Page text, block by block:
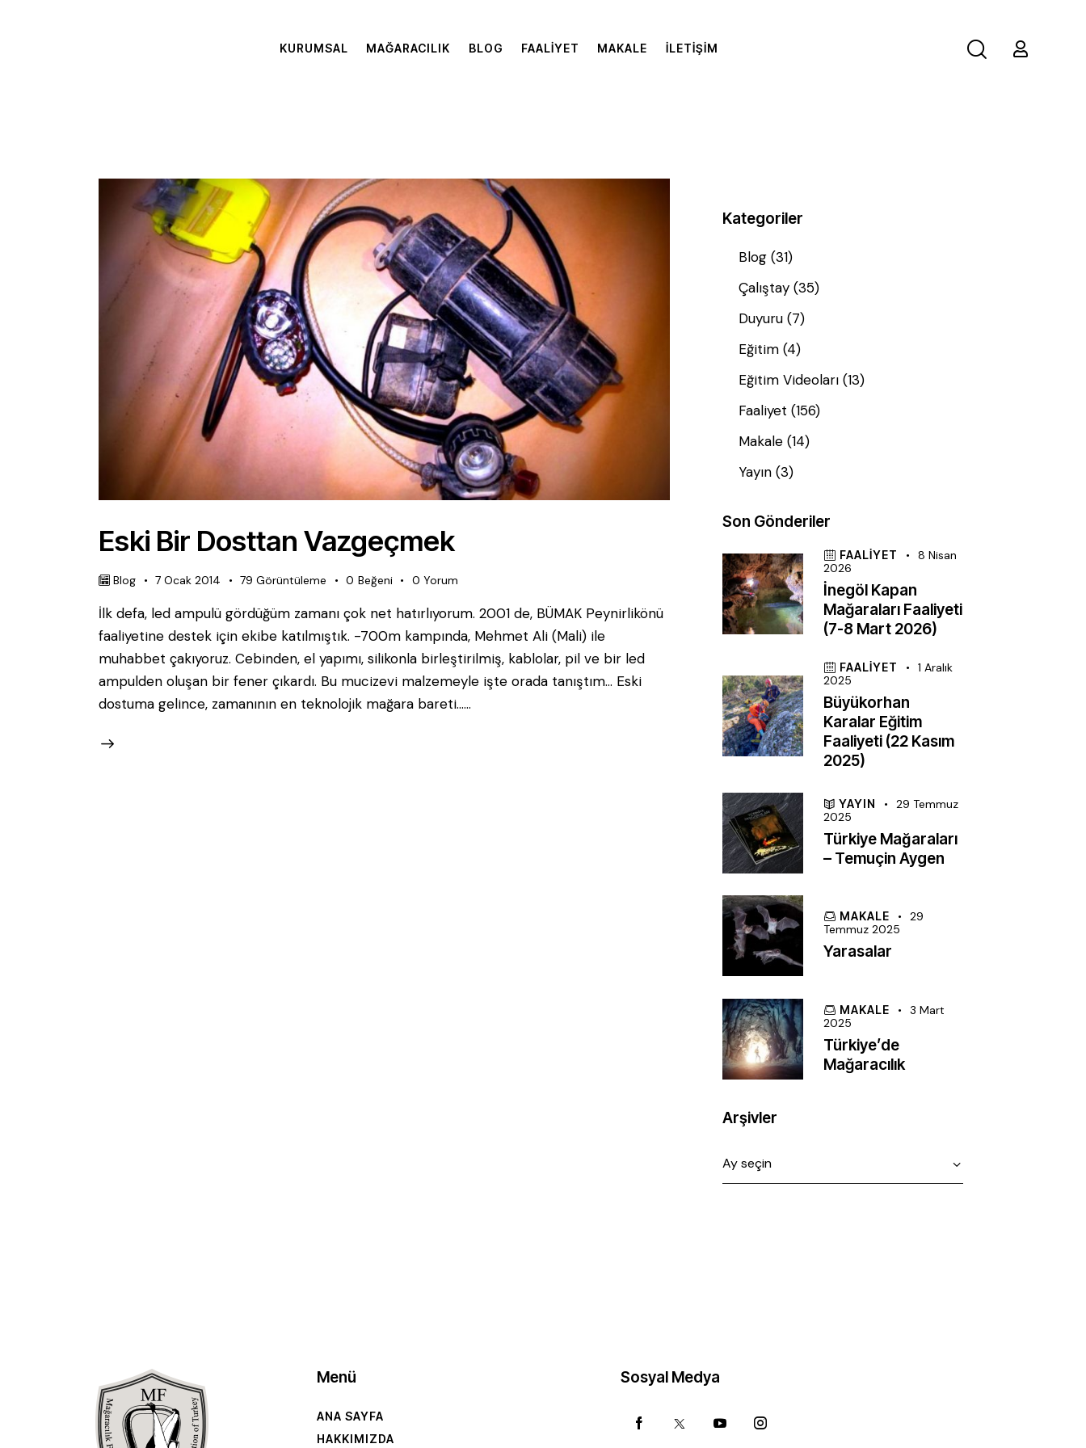
KURUMSAL MAĞARACILIK BLOG FAALIYET MAKALE İLETIŞIM
Eski Bir Dosttan Vazgeçmek
Blog 7 Ocak 2014 79 Görüntüleme 0 Beğeni 0 Yorum
İlk defa, led ampulü gördüğüm zamanı çok net hatırlıyorum. 2001 de, BÜMAK Peynirlikönü
faaliyetine destek için ekibe katılmıştık. -700m kampında, Mehmet Ali (Mali) ile
muhabbet çakıyoruz. Cebinden, el yapımı, silikonla birleştirilmiş, kablolar, pil ve bir led
ampulden oluşan bir fener çıkardı. Bu mucizevi malzemeyle işte orada tanıştım… Eski
dostuma gelince, zamanının en teknolojik mağara bareti……
Kategoriler
Blog (31)
Çalıştay (35)
Duyuru (7)
Eğitim (4)
Eğitim Videoları (13)
Faaliyet (156)
Makale (14)
Yayın (3)
Son Gönderiler
FAALIYET
8 Nisan
2026
İnegöl Kapan
Mağaraları Faaliyeti
(7-8 Mart 2026)
FAALIYET
1 Aralık
2025
Büyükorhan
Karalar Eğitim
Faaliyeti (22 Kasım
2025)
YAYIN
29 Temmuz
2025
Türkiye Mağaraları
– Temuçin Aygen
MAKALE
29
Temmuz 2025
Yarasalar
MAKALE
3 Mart
2025
Türkiye’de
Mağaracılık
Arşivler
Menü
ANA SAYFA
HAKKIMIZDA
Sosyal Medya